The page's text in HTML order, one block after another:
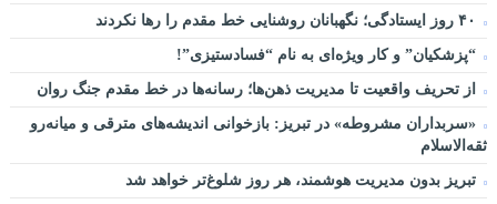
“پزشکیان” و کار ویژه‌ای به نام “فسادستیزی”!
از تحریف واقعیت تا مدیریت ذهن‌ها؛ رسانه‌ها در خط مقدم جنگ روان
«سربداران مشروطه» در تبریز: بازخوانی اندیشه‌های مترقی و میانه‌رو
ثقه‌الاسلام
تبریز بدون مدیریت هوشمند، هر روز شلوغ‌تر خواهد شد